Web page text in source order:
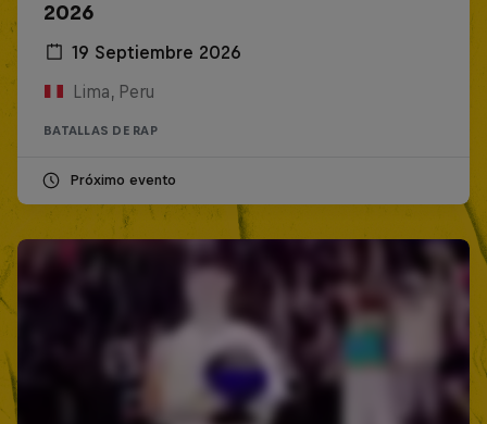
2026
19 Septiembre 2026
Lima, Peru
BATALLAS DE RAP
Próximo evento